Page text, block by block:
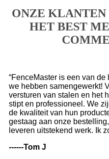
ONZE
HET BEST
“FenceMaster is een van
we hebben samengewerkt!
versturen van stalen en het
stipt en professioneel. We
de kwaliteit van hun
gestaag aan onze
leveren uitstekend werk. Ik
------Tom J